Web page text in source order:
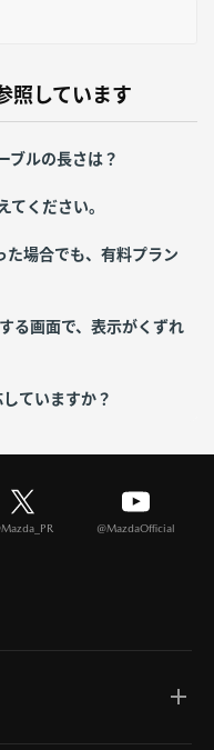
照しています
ブルの長さは？
てください。
た場合でも、有料プラン
る画面で、表示がくずれ
ていますか？
@MazdaOfficial